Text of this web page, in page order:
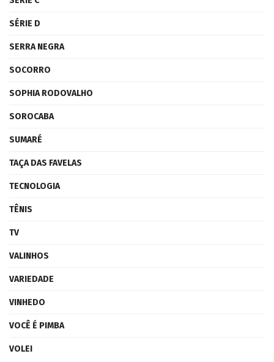
SÉRIE D
SERRA NEGRA
SOCORRO
SOPHIA RODOVALHO
SOROCABA
SUMARÉ
TAÇA DAS FAVELAS
TECNOLOGIA
TÊNIS
TV
VALINHOS
VARIEDADE
VINHEDO
VOCÊ É PIMBA
VOLEI